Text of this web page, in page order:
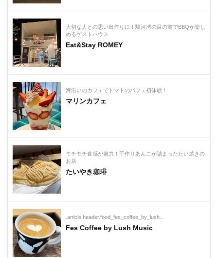
大切な人との思い出作りに！駿河湾の目の前でBBQが楽し
めるゲストハウス
Eat&Stay ROMEY
海沿いのカフェでトマトのパフェ初体験！
マリンカフェ
モチモチ食感が魅力！手作りあんこが詰まったたい焼きの
お店
たいやき珈琲
.article header.food_fes_coffee_by_lush...
Fes Coffee by Lush Music